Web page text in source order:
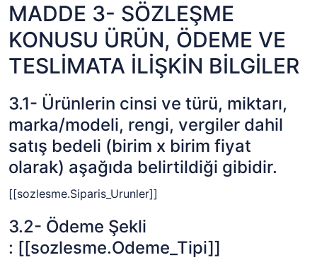
MADDE 3- SÖZLEŞME
KONUSU ÜRÜN, ÖDEME VE
TESLİMATA İLİŞKİN BİLGİLER
3.1- Ürünlerin cinsi ve türü, miktarı,
marka/modeli, rengi, vergiler dahil
satış bedeli (birim x birim fiyat
olarak) aşağıda belirtildiği gibidir.
[[sozlesme.Siparis_Urunler]]
3.2- Ödeme Şekli
: [[sozlesme.Odeme_Tipi]]